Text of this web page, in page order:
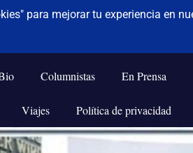
un poco
Columnistas En Prensa
Viajes Política de privacidad